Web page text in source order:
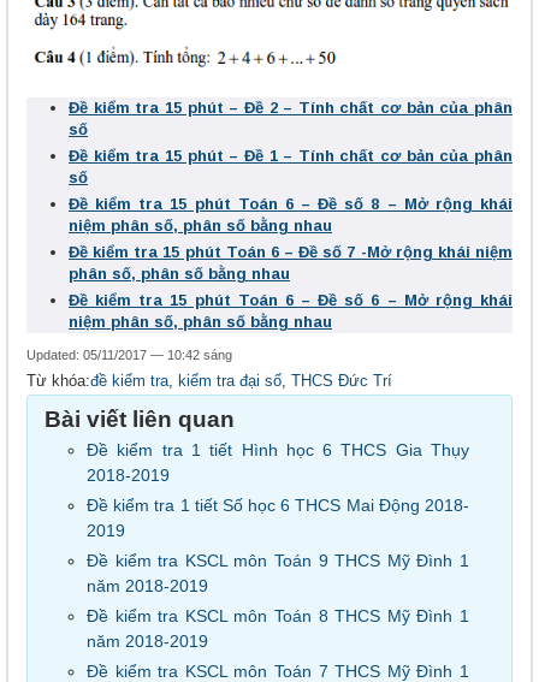
Đề kiểm tra 15 phút – Đề 2 – Tính chất cơ bản của phân
số
Đề kiểm tra 15 phút – Đề 1 – Tính chất cơ bản của phân
số
Đề kiểm tra 15 phút Toán 6 – Đề số 8 – Mở rộng khái
niệm phân số, phân số bằng nhau
Đề kiểm tra 15 phút Toán 6 – Đề số 7 -Mở rộng khái niệm
phân số, phân số bằng nhau
Đề kiểm tra 15 phút Toán 6 – Đề số 6 – Mở rộng khái
niệm phân số, phân số bằng nhau
Updated: 05/11/2017 — 10:42 sáng
Từ khóa:đề kiểm tra kiểm tra đại số THCS Đức Trí
Bài viết liên quan
Đề kiểm tra 1 tiết Hình học 6 THCS Gia Thụy
2018-2019
Đề kiểm tra 1 tiết Số học 6 THCS Mai Động 2018-
2019
Đề kiểm tra KSCL môn Toán 9 THCS Mỹ Đình 1
năm 2018-2019
Đề kiểm tra KSCL môn Toán 8 THCS Mỹ Đình 1
năm 2018-2019
Đề kiểm tra KSCL môn Toán 7 THCS Mỹ Đình 1